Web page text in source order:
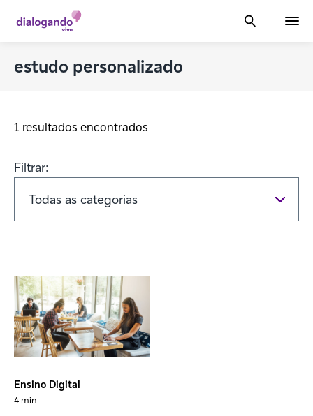
estudo personalizado
1 resultados encontrados
Filtrar:
Ensino Digital
4 min